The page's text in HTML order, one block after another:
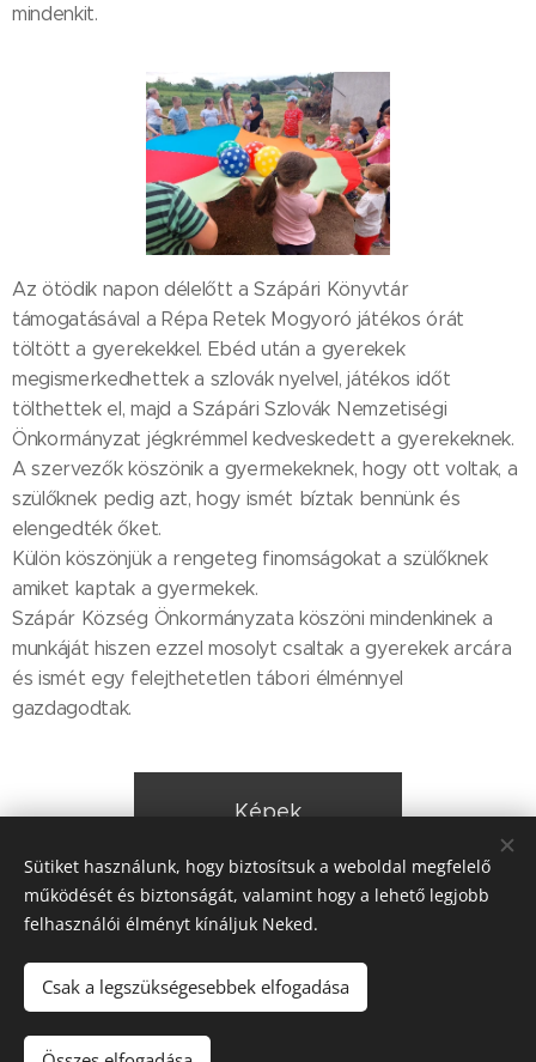
mindenkit.
Az ötödik napon délelőtt a Szápári Könyvtár
támogatásával a Répa Retek Mogyoró játékos órát
töltött a gyerekekkel. Ebéd után a gyerekek
megismerkedhettek a szlovák nyelvel, játékos időt
tölthettek el, majd a Szápári Szlovák Nemzetiségi
Önkormányzat jégkrémmel kedveskedett a gyerekeknek.
A szervezők köszönik a gyermekeknek, hogy ott voltak, a
szülőknek pedig azt, hogy ismét bíztak bennünk és
elengedték őket.
Külön köszönjük a rengeteg finomságokat a szülőknek
amiket kaptak a gyermekek.
Szápár Község Önkormányzata köszöni mindenkinek a
munkáját hiszen ezzel mosolyt csaltak a gyerekek arcára
és ismét egy felejthetetlen tábori élménnyel
gazdagodtak.
Képek
2022. Szápár Község Önkormányzata © Minden jog fenntartva.
Sütiket használunk, hogy biztosítsuk a weboldal megfelelő
működését és biztonságát, valamint hogy a lehető legjobb
felhasználói élményt kínáljuk Neked.
Csak a legszükségesebbek elfogadása